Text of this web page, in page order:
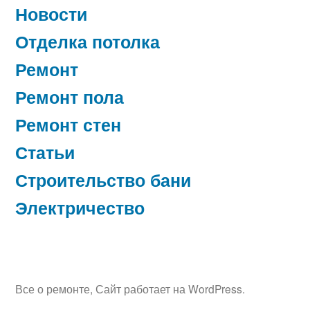
Новости
Отделка потолка
Ремонт
Ремонт пола
Ремонт стен
Статьи
Строительство бани
Электричество
Все о ремонте, Сайт работает на WordPress.